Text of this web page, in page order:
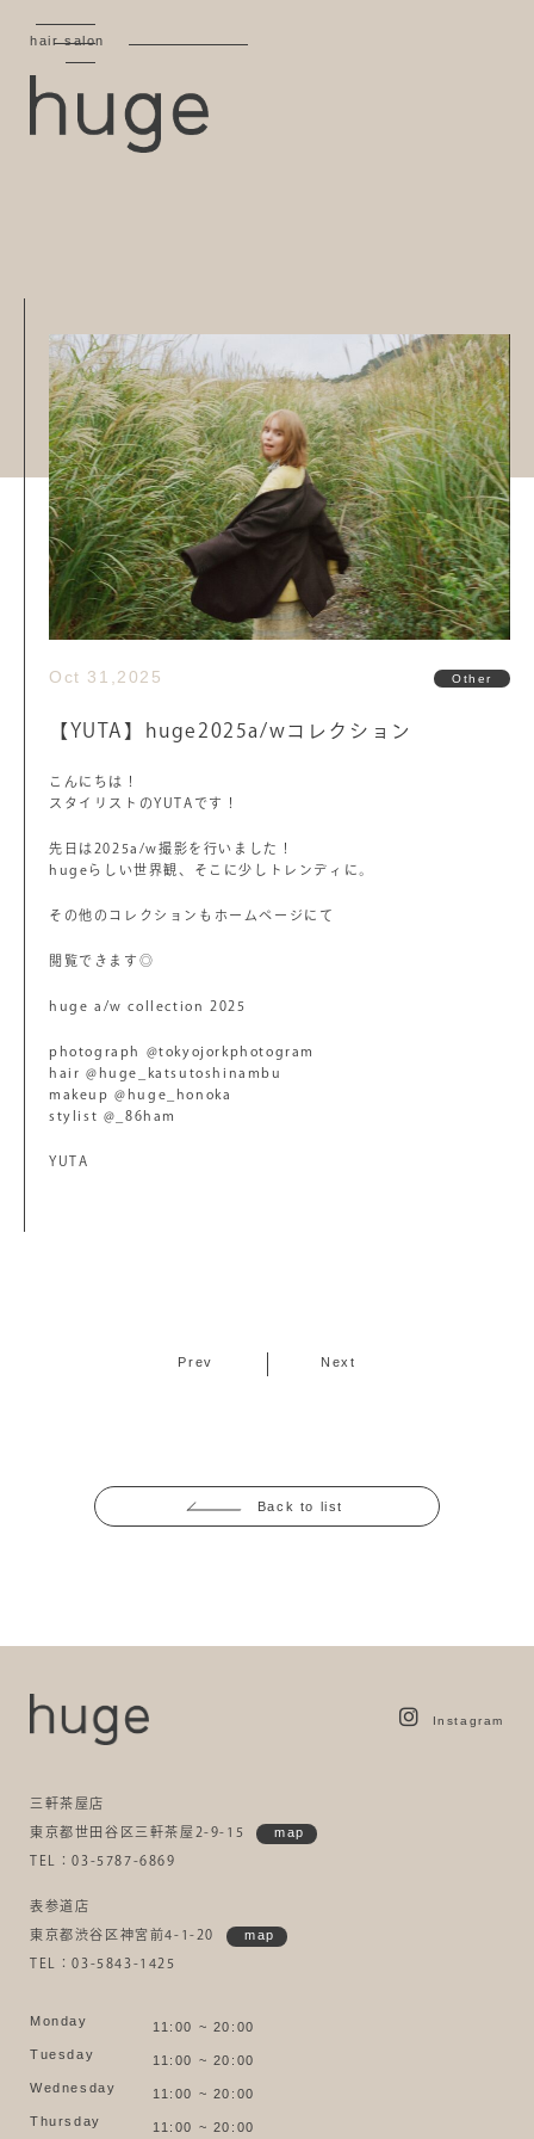
hair salon
Oct 31,2025 Other
【YUTA】huge2025a/wコレクション
こんにちは！
スタイリストのYUTAです！
先日は2025a/w撮影を行いました！
hugeらしい世界観、そこに少しトレンディに。
その他のコレクションもホームページにて
閲覧できます◎
huge a/w collection 2025
photograph @tokyojorkphotogram
hair @huge_katsutoshinambu
makeup @huge_honoka
stylist @_86ham
YUTA
Prev Next
Back to list
Instagram
三軒茶屋店
東京都世田谷区三軒茶屋2-9-15 map
TEL：03-5787-6869
表参道店
東京都渋谷区神宮前4-1-20 map
TEL：03-5843-1425
Monday
11:00 ~ 20:00
Tuesday
11:00 ~ 20:00
Wednesday
11:00 ~ 20:00
Thursday
11:00 ~ 20:00